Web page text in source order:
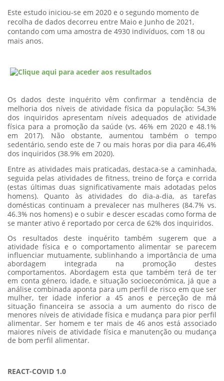
Este estudo iniciou-se em 2020 e o segundo momento de
recolha de dados decorreu entre Maio e Junho de 2021,
contando com uma amostra de 4930 indivíduos, com 18 ou
mais anos.
Os dados deste inquérito vêm confirmar a tendência de
melhoria dos níveis de atividade física da população: 54,3%
dos inquiridos apresentam níveis adequados de atividade
física para a promoção da saúde (vs. 46% em 2020 e 48.1%
em 2017). Não obstante, aumentou também o tempo
sedentário, sendo este de 7 ou mais horas por dia para 46,4%
dos inquiridos (38.9% em 2020).
Entre as atividades mais praticadas, destaca-se a caminhada,
seguida pelas atividades defitness, treino de força e corrida
(estas últimas duas significativamente mais adotadas pelos
homens). Quanto às atividades do dia-a-dia, as tarefas
domésticas continuam a prevalecer nas mulheres (84.7% vs.
46.3% nos homens) e o subir e descer escadas como forma de
se manter ativo é reportado por cerca de 62% dos inquiridos.
Os resultados deste inquérito também sugerem que a
atividade física e o comportamento alimentar se parecem
influenciar mutuamente, sublinhando a importância de uma
abordagem integrada na promoção destes
comportamentos. Abordagem esta que também terá de ter
em conta género, idade, e situação socioeconómica, já que a
análise combinada aponta para um perfil de risco em que ser
mulher, ter idade inferior a 45 anos e perceção de má
situação financeira se associa a um aumento do risco de
menores níveis de atividade física e mudança para pior perfil
alimentar. Ser homem e ter mais de 46 anos está associado
maiores níveis de atividade física e manutenção ou mudança
de bom perfil alimentar.
REACT-COVID 1.0